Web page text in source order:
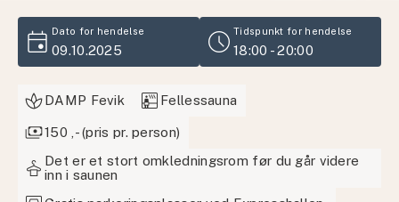
event Dato for hendelse
09.10.2025 schedule Tidspunkt for hendelse
18:00 - 20:00
DAMP Fevik sauna Fellessauna
payments150 ,- (pris pr. person)
styler Det er et stort omkledningsrom før du går videre
inn i saunen